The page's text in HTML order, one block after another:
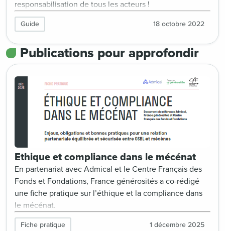
responsabilisation de tous les acteurs !
Guide 18 octobre 2022
Publications pour approfondir
Ethique et compliance dans le mécénat
En partenariat avec Admical et le Centre Français des
Fonds et Fondations, France générosités a co-rédigé
une fiche pratique sur l’éthique et la compliance dans
le mécénat.
Fiche pratique 1 décembre 2025